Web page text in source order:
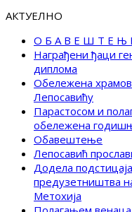
АКТУЕЛНО
О Б А В Е Ш Т Е Њ
Награђени ђаци
диплома
Обележена
Лепосавићу
Парастосом и
обележена
Обавештење
Лепосавић
Додела
предузетништва
Метохија